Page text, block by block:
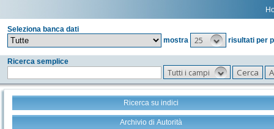
Seleziona banca dati
mostra
25 risultati per
Ricerca semplice
Tutti i campi
Ricerca su indici
Archivio di Autorità